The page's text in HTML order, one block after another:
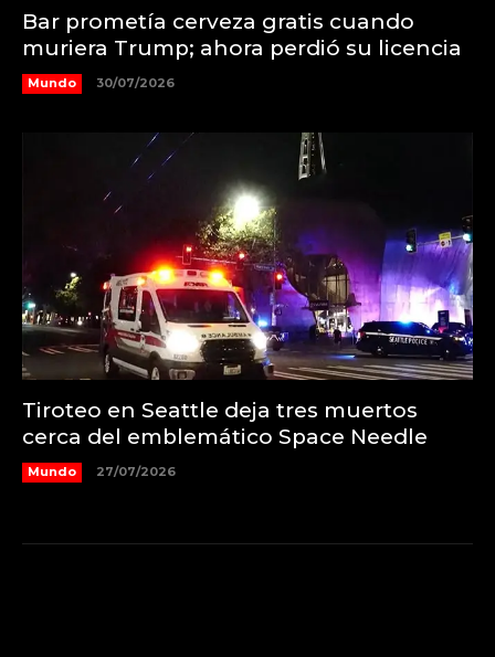
Bar prometía cerveza gratis cuando
muriera Trump; ahora perdió su licencia
Mundo 30/07/2026
Tiroteo en Seattle deja tres muertos
cerca del emblemático Space Needle
Mundo 27/07/2026